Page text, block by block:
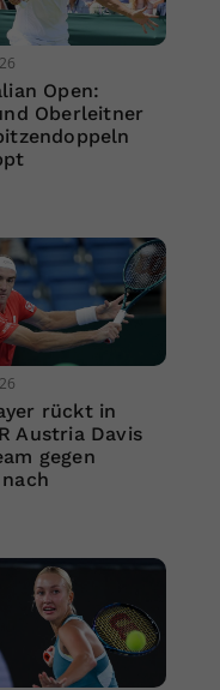
Open:
Oberleitner
rückt in
Austria Davis
gegen